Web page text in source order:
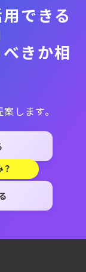
できる
きか相
します。